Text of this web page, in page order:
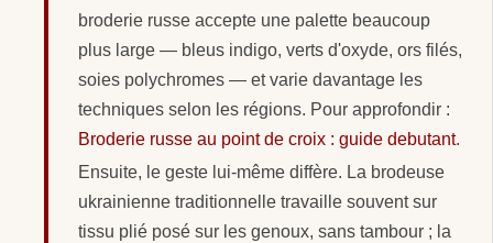
broderie russe accepte une palette beaucoup
plus large — bleus indigo, verts d'oxyde, ors filés,
soies polychromes — et varie davantage les
techniques selon les régions. Pour approfondir :
Broderie russe au point de croix : guide debutant.
Ensuite, le geste lui-même diffère. La brodeuse
ukrainienne traditionnelle travaille souvent sur
tissu plié posé sur les genoux, sans tambour ; la